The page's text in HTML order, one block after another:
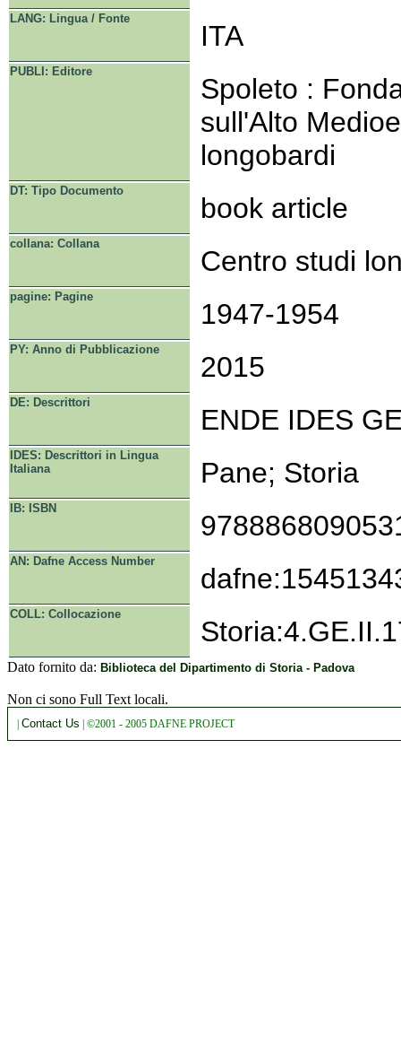
LANG: Lingua / Fonte
ITA
PUBLI: Editore
Spoleto :
sull'Alto
longobardi
DT: Tipo Documento
book article
collana: Collana
Centro studi
pagine: Pagine
1947-1954
PY: Anno di Pubblicazione
2015
DE: Descrittori
ENDE IDES
IDES: Descrittori in Lingua
Italiana
Pane; Storia
IB: ISBN
AN: Dafne Access Number
COLL: Collocazione
Dato fornito da: Biblioteca del Dipartimento di Storia - Padova
Non ci sono Full Text locali.
Contact Us | ©2001 - 2005 DAFNE PROJECT